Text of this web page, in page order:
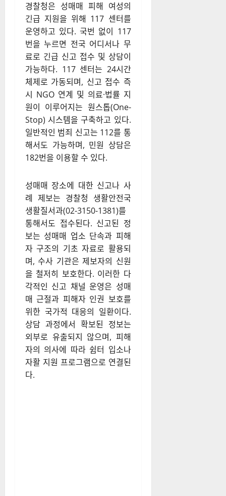
경찰청은 성매매 피해 여성의
긴급 지원을 위해 117 센터를
운영하고 있다. 국번 없이 117
번을 누르면 전국 어디서나 무
료로 긴급 신고 접수 및 상담이
가능하다. 117 센터는 24시간
체제로 가동되며, 신고 접수 즉
시 NGO 연계 및 의료·법률 지
원이 이루어지는 원스톱(One-
Stop) 시스템을 구축하고 있다.
일반적인 범죄 신고는 112를 통
해서도 가능하며, 민원 상담은
182번을 이용할 수 있다.
성매매 장소에 대한 신고나 사
례 제보는 경찰청 생활안전국
생활질서과(02-3150-1381)를
통해서도 접수된다. 신고된 정
보는 성매매 업소 단속과 피해
자 구조의 기초 자료로 활용되
며, 수사 기관은 제보자의 신원
을 철저히 보호한다. 이러한 다
각적인 신고 채널 운영은 성매
매 근절과 피해자 인권 보호를
위한 국가적 대응의 일환이다.
상담 과정에서 확보된 정보는
외부로 유출되지 않으며, 피해
자의 의사에 따라 쉼터 입소나
자활 지원 프로그램으로 연결된
다.